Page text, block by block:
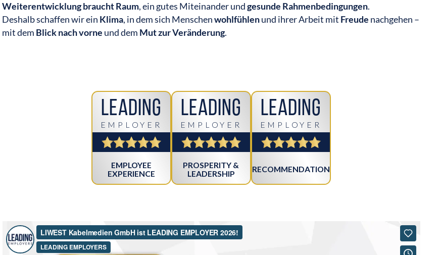
Weiterentwicklung braucht Raum, ein gutes Miteinander undgesunde Rahmenbedingungen.
Deshalb schaffen wir ein Klima, in dem sich Menschenwohlfühlenund ihrer Arbeit mit Freude nachgehen –
mit dem Blick nach vorne und dem Mut zur Veränderung.
Leading
EMPLOYER
EMPLOYEE
EXPERIENCE
Leading
EMPLOYER
PROSPERITY &
LEADERSHIP
Leading
EMPLOYER
RECOMMENDATION